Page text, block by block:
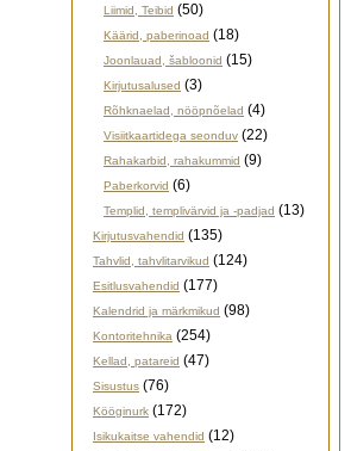
Liimid, Teibid (50)
Käärid, paberinoad (18)
Joonlauad, šabloonid (15)
Kirjutusalused (3)
Rõhknaelad, nööpnõelad (4)
Visiitkaartidega seonduv (22)
Rahakarbid, rahakummid (9)
Paberkorvid (6)
Templid, templivärvid ja -padjad (13)
Kirjutusvahendid (135)
Tahvlid, tahvlitarvikud (124)
Esitlusvahendid (177)
Kalendrid ja märkmikud (98)
Kontoritehnika (254)
Kellad, patareid (47)
Sisustus (76)
Kööginurk (172)
Isikukaitse vahendid (12)